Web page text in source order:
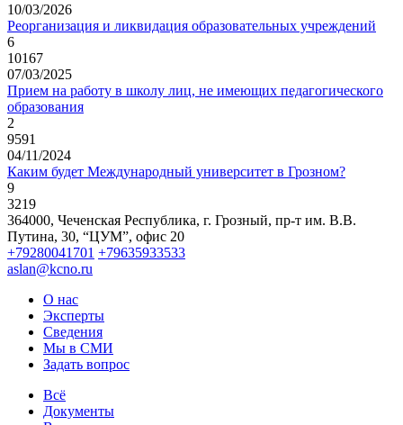
10/03/2026
Реорганизация и ликвидация образовательных учреждений
6
10167
07/03/2025
Прием на работу в школу лиц, не имеющих педагогического
образования
2
9591
04/11/2024
Каким будет Международный университет в Грозном?
9
3219
364000, Чеченская Республика, г. Грозный, пр-т им. В.В.
Путина, 30, “ЦУМ”, офис 20
+79280041701 +79635933533
aslan@kcno.ru
О нас
Эксперты
Сведения
Мы в СМИ
Задать вопрос
Всё
Документы